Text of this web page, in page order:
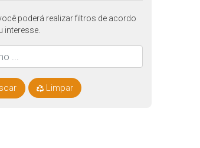
poderá realizar filtros de acordo
interesse.
Limpar